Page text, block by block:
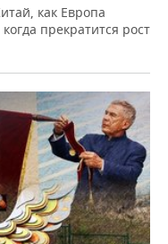
как Европа
прекратится рост